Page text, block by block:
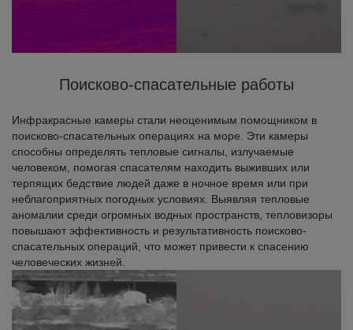
Поисково-спасательные работы
Инфракрасные камеры стали неоценимым помощником в
поисково-спасательных операциях на море. Эти камеры
способны определять тепловые сигналы, излучаемые
человеком, помогая спасателям находить выживших или
терпящих бедствие людей даже в ночное время или при
неблагоприятных погодных условиях. Выявляя тепловые
аномалии среди огромных водных пространств, тепловизоры
повышают эффективность и результативность поисково-
спасательных операций, что может привести к спасению
человеческих жизней.